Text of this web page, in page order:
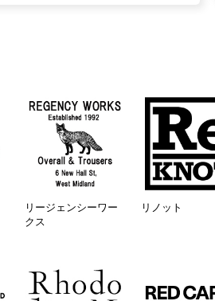
リージェンシーワー
クス
リノット